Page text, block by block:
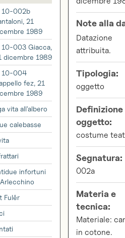
10-002b
21
1989
10-003 Giacca,
dicembre 1989
10-004
fez, 21
1989
vita all'albero
calebasse
infortuni
Fulêr
Note alla
Datazione
attribuita.
Tipologia:
oggetto
Definizione
oggetto:
costume
Segnatura:
002a
Materia e
tecnica:
Materiale:
in cotone.